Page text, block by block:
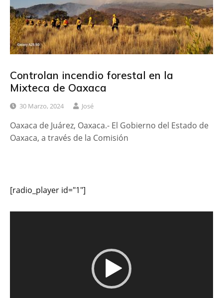
Controlan incendio forestal en la
Mixteca de Oaxaca
30 Marzo, 2024 José
Oaxaca de Juárez, Oaxaca.- El Gobierno del Estado de
Oaxaca, a través de la Comisión
[radio_player id="1"]